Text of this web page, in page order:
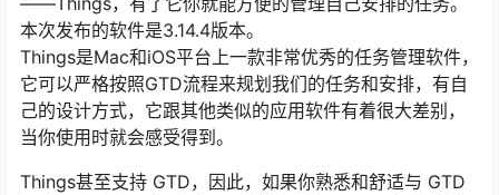
本次发布的软件是3.14.4版本。
Things是Mac和iOS平台上一款非常优秀的任务管理软件，
它可以严格按照GTD流程来规划我们的任务和安排，有自
己的设计方式，它跟其他类似的应用软件有着很大差别，
当你使用时就会感受得到。
Things甚至支持 GTD，因此，如果你熟悉和舒适与 GTD